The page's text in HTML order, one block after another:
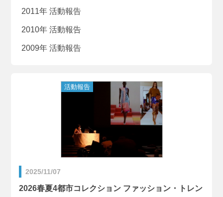
2025/11/07
2026春夏4都市コレクション ファッション・トレン
2011年 活動報告
2010年 活動報告
2009年 活動報告